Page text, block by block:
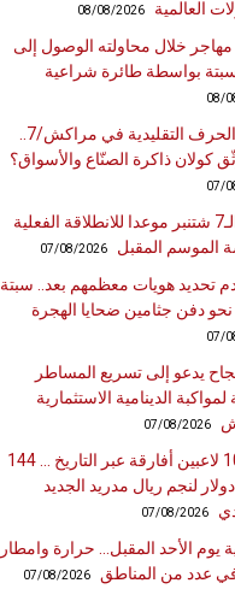
العالمية
08/08/2026
خلال محاولته الوصول إلى
بواسطة طائرة شراعية
08/
معجم الحرف التقليدية في مراكش/7..
كولان ذاكرة الصنّاع والأسواق؟
07/
تحديد الـ7 شتنبر موعدا للانطلاقة الفعلية
الموسم المقبل
07/08/2026
تحديد هويات معظمهم بعد.. سبتة
دفن جثامين ضحايا الهجرة
07/
يدعو إلى تسريع المساطر
لمواكبة الدينامية الاستثمارية
07/08/2026
أغلى 10 لاعبين أفارقة عبر التاريخ … 144
لنجم ريال مدريد الجديد
07/08/2026
يوم الأحد المقبل… حرارة وامطار
عدد من المناطق
07/08/2026